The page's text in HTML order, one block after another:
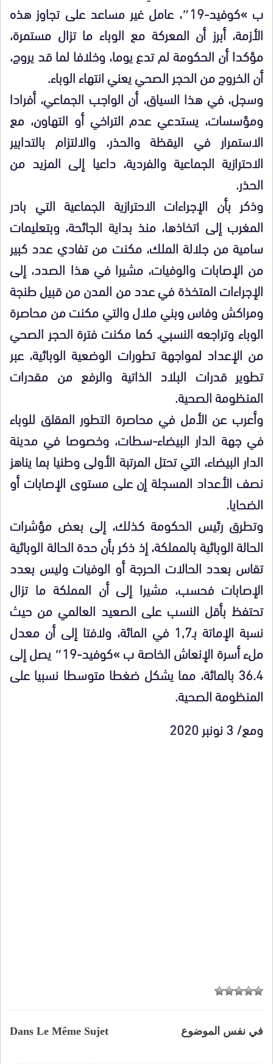
ب »كوفيد-19″، عامل غير مساعد على تجاوز هذه
الأزمة، أبرز أن المعركة مع الوباء ما تزال مستمرة،
مؤكدا أن الحكومة لم تدع يوما، وخلافا لما قد يروج،
أن الخروج من الحجر الصحي يعني انتهاء الوباء.
وسجل، في هذا السياق، أن الواجب الجماعي، أفرادا
ومؤسسات، يستدعي عدم التراخي أو التهاون، مع
الاستمرار في اليقظة والحذر، والالتزام بالتدابير
الاحترازية الجماعية والفردية، داعيا إلى المزيد من
الحذر.
وذكر بأن الإجراءات الاحترازية الجماعية التي بادر
المغرب إلى اتخاذها، منذ بداية الجائحة، وبتعليمات
سامية من جلالة الملك، مكنت من تفادي عدد كبير
من الإصابات والوفيات، مشيرا في هذا الصدد، إلى
الإجراءات المتخذة في عدد من المدن من قبيل طنجة
ومراكش وفاس وبني ملال والتي مكنت من محاصرة
الوباء وتراجعه النسبي. كما مكنت فترة الحجر الصحي
من الإعداد لمواجهة تطورات الوضعية الوبائية، عبر
تطوير قدرات البلاد الذاتية والرفع من مقدرات
المنظومة الصحية.
وأعرب عن الأمل في محاصرة التطور المقلق للوباء
في جهة الدار البيضاء-سطات، وخصوصا في مدينة
الدار البيضاء، التي تحتل المرتبة الأولى وطنيا بما يناهز
نصف الأعداد المسجلة إن على مستوى الإصابات أو
الضحايا.
وتطرق رئيس الحكومة كذلك، إلى بعض مؤشرات
الحالة الوبائية بالمملكة، إذ ذكر بأن حدة الحالة الوبائية
تقاس بعدد الحالات الحرجة أو الوفيات وليس بعدد
الإصابات فحسب، مشيرا إلى أن المملكة ما تزال
تحتفظ بأقل النسب على الصعيد العالمي من حيث
نسبة الإماتة بـ1,7 في المائة، ولافتا إلى أن معدل
ملء أسرة الإنعاش الخاصة ب »كوفيد-19″ يصل إلى
36.4 بالمائة، مما يشكل ضغطا متوسطا نسبيا على
المنظومة الصحية.
ومع/ 3 نونبر 2020
Dans Le Même Sujet في نفس الموضوع